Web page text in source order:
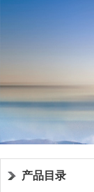
产品目录